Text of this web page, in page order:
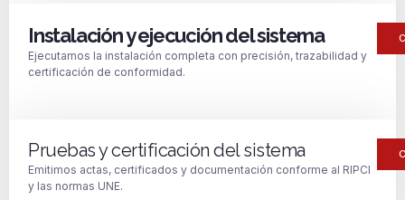
Instalación y ejecución del sistema
Ejecutamos la instalación completa con precisión, trazabilidad y
certificación de conformidad.
Pruebas y certificación del sistema
Emitimos actas, certificados y documentación conforme al RIPCI
y las normas UNE.